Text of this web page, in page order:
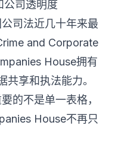
公司透明度
司法近几十年来最
and Corporate
House拥有
享和执法能力。
的不是单一表格，
House不再只